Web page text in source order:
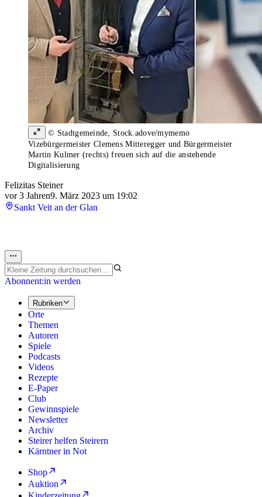
© Stadtgemeinde, Stock.adove/mymemo
Vizebürgermeister Clemens Mitteregger und Bürgermeister
Martin Kulmer (rechts) freuen sich auf die anstehende
Digitalisierung
Felizitas Steiner
vor 3 Jahren9. März 2023 um 19:02
Sankt Veit an der Glan
Abonnent:in werden
Rubriken
Orte
Themen
Autoren
Spiele
Podcasts
Videos
Rezepte
E-Paper
Club
Gewinnspiele
Newsletter
Archiv
Steirer helfen Steirern
Kärntner in Not
Shop
Auktion